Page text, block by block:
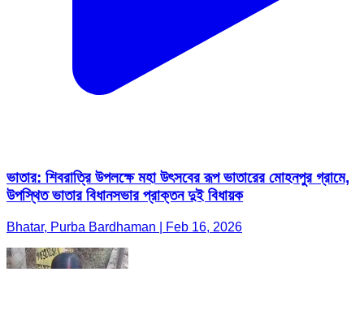
ভাতার: শিবরাত্রি উপলক্ষে মহা উৎসবের রূপ ভাতারের মোহনপুর গ্রামে,
উপস্থিত ভাতার বিধানসভার প্রাক্তন দুই বিধায়ক
Bhatar, Purba Bardhaman | Feb 16, 2026